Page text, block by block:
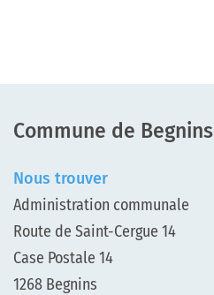
Commune de Begnins
Nous trouver
Administration communale
Route de Saint-Cergue 14
Case Postale 14
1268 Begnins